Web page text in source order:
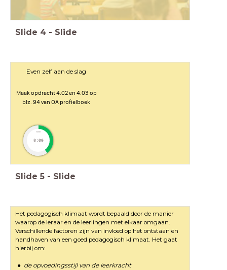
Slide 4 - Slide
Even zelf aan de slag
Maak opdracht 4.02 en 4.03 op
blz. 94 van OA profielboek
timer
8:00
Slide 5 - Slide
Het pedagogisch klimaat wordt bepaald door de manier
waarop de leraar en de leerlingen met elkaar omgaan.
Verschillende factoren zijn van invloed op het ontstaan en
handhaven van een goed pedagogisch klimaat. Het gaat
hierbij om:
de opvoedingsstijl van de leerkracht